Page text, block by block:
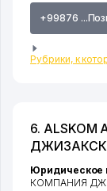
+99876
Рубрики, к
6.
Юридическое
КОМПАНИЯ